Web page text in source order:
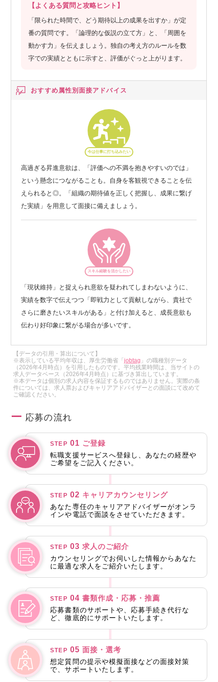
【よくある質問と攻略ヒント】
「限られた時間で、どう期待以上の成果を出すか」が定
番の質問です。「論理的な仮説の立て方」と、「周囲を
動かす力」を伝えましょう。独自の考え方のルールを数
字での実績とともに示すと、評価がぐっと上がります。
おすすめ属性別面接アドバイス
今は仕事に打ち込みたい
高過ぎる昇進意欲は、「評価への不満を抱きやすいのでは」
という懸念につながることも。自身を客観視できることを伝
えられると◎。「組織の期待値を正しく把握し、成果に繋げ
た実績」を用意して面接に備えましょう。
スキル経験を活かしたい
「現状維持」と捉えられ意欲を疑われてしまわないように、
実績を数字で伝えつつ「即戦力として貢献しながら、貴社で
さらに磨きたいスキルがある」と付け加えると、成長意欲も
伝わり好印象に繋がる場合が多いです。
【データの引用・算出について】
※表示している平均年収は、厚生労働省「jobtag 」の職種別データ
（2026年4月時点）を引用したものです。平均残業時間は、当サイトの
求人データベース（2026年4月時点）に基づき算出しています。
※本データは個別の求人内容を保証するものではありません。実際の条
件については、求人票およびキャリアアドバイザーとの面談にて改めて
ご確認ください。
応募の流れ
STEP 01 ご登録
転職支援サービスへ登録し、あなたの経歴や
ご希望をご記入ください。
STEP 02 キャリアカウンセリング
あなた専任のキャリアアドバイザーがオンラ
インや電話で面談をさせていただきます。
STEP 03 求人のご紹介
カウンセリングでお伺いした情報からあなた
に最適な求人をご紹介いたします。
STEP 04 書類作成・応募・推薦
応募書類のサポートや、応募手続き代行な
ど、徹底的にサポートいたします。
STEP 05 面接・選考
想定質問の提示や模擬面接などの面接対策
で、サポートいたします。